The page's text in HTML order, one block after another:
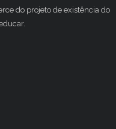
do projeto de existência do